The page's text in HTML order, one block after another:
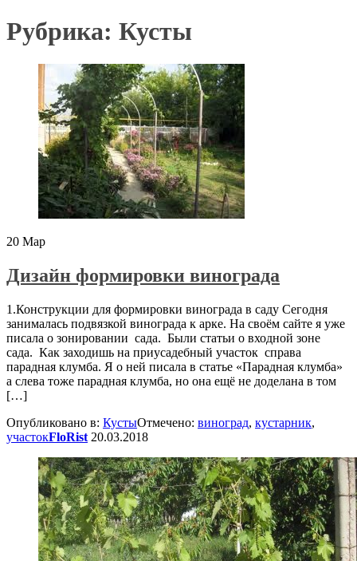
Рубрика: Кусты
20 Мар
Дизайн формировки винограда
1.Конструкции для формировки винограда в саду Сегодня
занималась подвязкой винограда к арке. На своём сайте я уже
писала о зонировании сада. Были статьи о входной зоне
сада. Как заходишь на приусадебный участок справа
парадная клумба. Я о ней писала в статье «Парадная клумба»
а слева тоже парадная клумба, но она ещё не доделана в том
[…]
Опубликовано в: КустыОтмечено: виноград, кустарник,
участокFloRist 20.03.2018